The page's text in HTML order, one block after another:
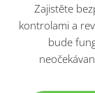
Zajistěte
kontrolami a
bude